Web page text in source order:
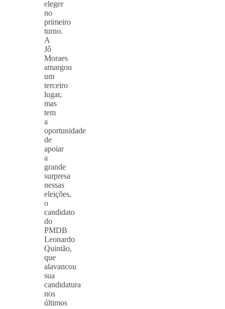
eleger
no
primeiro
turno.
A
Jô
Moraes
amargou
um
terceiro
lugar,
mas
tem
a
oportunidade
de
apoiar
a
grande
surpresa
nessas
eleições,
o
candidato
do
PMDB
Leonardo
Quintão,
que
alavancou
sua
candidatura
nos
últimos